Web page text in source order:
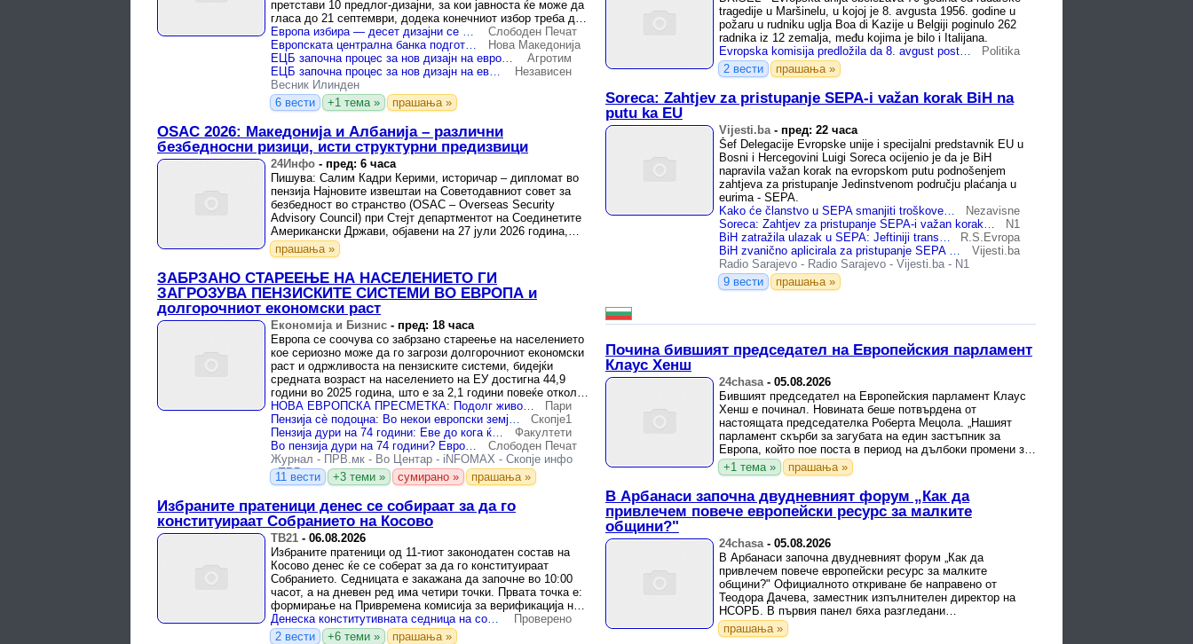
претстави 10 предлог-дизајни, за кои јавноста ќе може да
гласа до 21 септември, додека конечниот избор треба да
биде направен ...
Европа избира — десет дизајни се во конкуренција за изгледот на новите евробанкноти
Слободен Печат
Европската централна банка подготвува нов изглед на евробанкнотите, граѓаните ќе избираат меѓу 10 дизајни
Нова Македонија
ЕЦБ започна процес за нов дизајн на еврото: Граѓаните ќе гласаат за 10 предлози до 21 септември
Агротим
ЕЦБ започна процес за нов дизајн на еврото: Граѓаните ќе гласаат за 10 предлози до 21 септември
Независен
Весник Илинден
6 вести
+1 тема » прашања »
OSAC 2026: Македонија и Албанија – различни
безбедносни ризици, исти структурни предизвици
24Инфо - пред: 6 часа
Пишува: Салим Кадри Керими, историчар – дипломат во
пензија Најновите извештаи на Советодавниот совет за
безбедност во странство (OSAC – Overseas Security
Advisory Council) при Стејт департментот на Соединетите
Американски Држави, објавени на 27 јули 2026 година,
претставуваат ...
прашања »
ЗАБРЗАНО СТАРЕЕЊЕ НА НАСЕЛЕНИЕТО ГИ
ЗАГРОЗУВА ПЕНЗИСКИТЕ СИСТЕМИ ВО ЕВРОПА и
долгорочниот економски раст
Економија и Бизнис - пред: 18 часа
Европа се соочува со забрзано стареење на населението
кое сериозно може да го загрози долгорочниот економски
раст и одржливоста на пензиските системи, бидејќи
средната возраст на населението на ЕУ достигна 44,9
години во 2025 година, што е за 2,1 години повеќе отколку
во 2015 ...
НОВА ЕВРОПСКА ПРЕСМЕТКА: Подолг живот, но и подоцна во пензија
Пари
Пензија сè подоцна: Во некои европски земји ќе се работи до 74 години
Скопје1
Пензија дури на 74 години: Еве до кога ќе треба да работат Европејците
Факултети
Во пензија дури на 74 години? Европа го продолжува работниот век
Слободен Печат
Журнал - ПРВ.мк - Во Центар - iNFOMAX - Скопје инфо
-ПРВ.мк
11 вести +3 теми » сумирано » прашања »
Избраните пратеници денес се собираат за да го
конституираат Собранието на Косово
ТВ21 - 06.08.2026
Избраните пратеници од 11-тиот законодатен состав на
Косово денес ќе се соберат за да го конституираат
Собранието. Седницата е закажана да започне во 10:00
часот, а на дневен ред има четири точки. Првата точка е:
формирање на Привремена комисија за верификација на
кворумот и ...
Денеска конститутивната седница на собранието на Косово
Проверено
2 вести
+6 теми » прашања »
tragedije u Maršinelu, u kojoj je 8. avgusta 1956. godine u
požaru u rudniku uglja Boa di Kazije u Belgiji poginulo 262
radnika iz 12 zemalja, među kojima je bilo i Italijana.
Evropska komisija predložila da 8. avgust postane Dan…
Politika
2 вести
прашања »
Soreca: Zahtjev za pristupanje SEPA-i važan korak BiH na
putu ka EU
Vijesti.ba- пред: 22 часа
Šef Delegacije Evropske unije i specijalni predstavnik EU u
Bosni i Hercegovini Luigi Soreca ocijenio je da je BiH
napravila važan korak na evropskom putu podnošenjem
zahtjeva za pristupanje Jedinstvenom području plaćanja u
eurima - SEPA.
Kako će članstvo u SEPA smanjiti troškove slanja novca u BiH?
Nezavisne
Soreca: Zahtjev za pristupanje SEPA-i važan korak BiH na putu ka EU
N1
BiH zatražila ulazak u SEPA: Jeftiniji transferi novca iz inostranstva korak bliže građanima
R.S.Evropa
BiH zvanično aplicirala za pristupanje SEPA području
Vijesti.ba
Radio Sarajevo - Radio Sarajevo - Vijesti.ba - N1
9 вести
прашања »
Почина бившият председател на Европейския парламент
Клаус Хенш
24chasa- 05.08.2026
Бившият председател на Европейския парламент Клаус
Хенш е починал. Новината беше потвърдена от
настоящата председателка Роберта Мецола. „Нашият
парламент скърби за загубата на един застъпник за
Европа, който пое поста в период на дълбоки промени за
нашия континент и който никога ...
+1 тема » прашања »
В Арбанаси започна двудневният форум „Как да
привлечем повече европейски ресурс за малките
общини?"
24chasa- 05.08.2026
В Арбанаси започна двудневният форум „Как да
привлечем повече европейски ресурс за малките
общини?" Официалното откриване бе направено от
Теодора Дачева, заместник изпълнителен директор на
НСОРБ. В първия панел бяха разгледани
предизвикателствата пред малките общини при ...
прашања »